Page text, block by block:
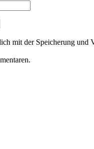
mit der Speicherung und